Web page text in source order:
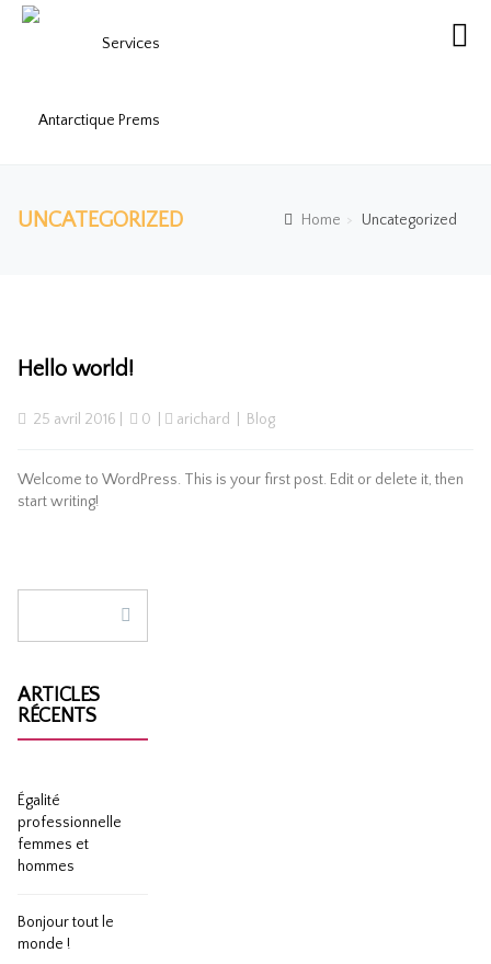
UNCATEGORIZED Home Uncategorized
Hello world!
25 avril 2016 0 arichard Blog
Welcome to WordPress. This is your first post. Edit or delete it, then
start writing!
ARTICLES
RÉCENTS
Égalité
professionnelle
femmes et
hommes
Bonjour tout le
monde !